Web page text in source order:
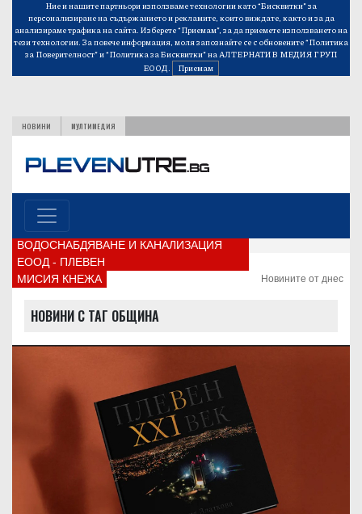
Ние и нашите партньори използваме технологии като “Бисквитки” за
персонализиране на съдържанието и рекламите, които виждате, както и за да
анализираме трафика на сайта. Изберете “Приемам”, за да приемете използването на
тези технологии. За повече информация, моля запознайте се с обновените“Политика
за Поверителност”и“Политика за Бисквитки”на АЛТЕРНАТИВ МЕДИЯ ГРУП
ЕООД.
Приемам
НОВИНИ МУЛТИМЕДИЯ
ВОДОСНАБДЯВАНЕ И КАНАЛИЗАЦИЯ
ЕООД - ПЛЕВЕН
МИСИЯ КНЕЖА
Новините от днес
НОВИНИ С ТАГ ОБЩИНА